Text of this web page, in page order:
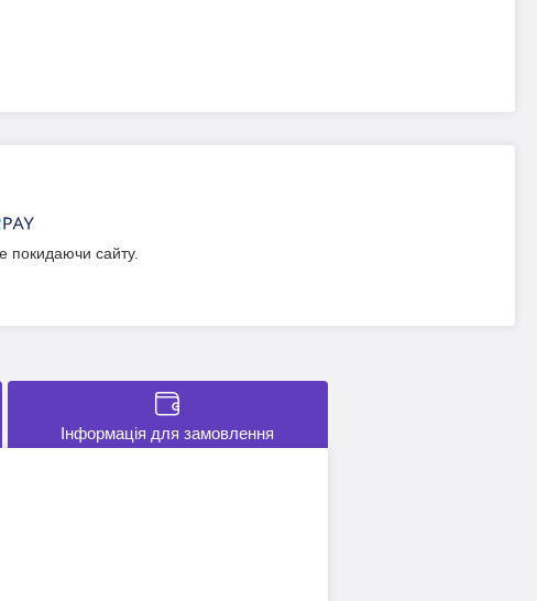
покидаючи сайту.
Інформація для замовлення